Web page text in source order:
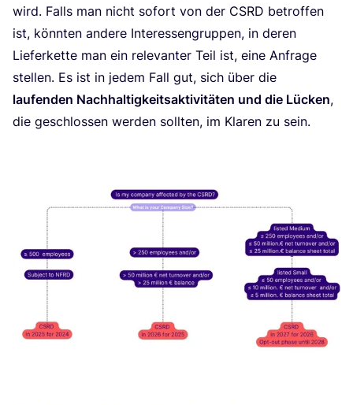
wird. Falls man nicht sofort von der CSRD betrof­fen
ist, könn­ten ande­re Inter­es­sen­grup­pen, in deren
Lie­fer­ket­te man ein rele­van­ter Teil ist, eine Anfra­ge
stel­len. Es ist in jedem Fall gut, sich über die
lau­fen­den Nach­hal­tig­keits­ak­ti­vi­tä­ten und die Lücken,
die geschlos­sen wer­den soll­ten, im Kla­ren zu sein.